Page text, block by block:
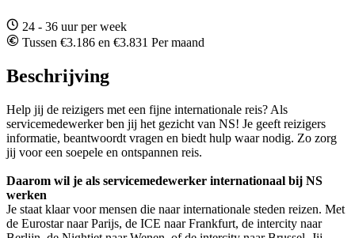
24 - 36 uur per week
Tussen €3.186 en €3.831 Per maand
Beschrijving
Help jij de reizigers met een fijne internationale reis? Als
servicemedewerker ben jij het gezicht van NS! Je geeft reizigers
informatie, beantwoordt vragen en biedt hulp waar nodig. Zo zorg
jij voor een soepele en ontspannen reis.
Daarom wil je als servicemedewerker internationaal bij NS
werken
Je staat klaar voor mensen die naar internationale steden reizen. Met
de Eurostar naar Parijs, de ICE naar Frankfurt, de intercity naar